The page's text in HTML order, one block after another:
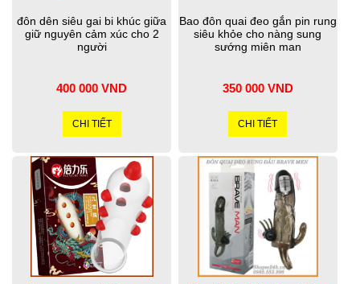
đôn dên siêu gai bi khúc giữa
giữ nguyên cảm xúc cho 2
người
400 000 VND
CHI TIẾT
Bao đôn quai đeo gắn pin rung
siêu khỏe cho nàng sung
sướng miên man
350 000 VND
CHI TIẾT